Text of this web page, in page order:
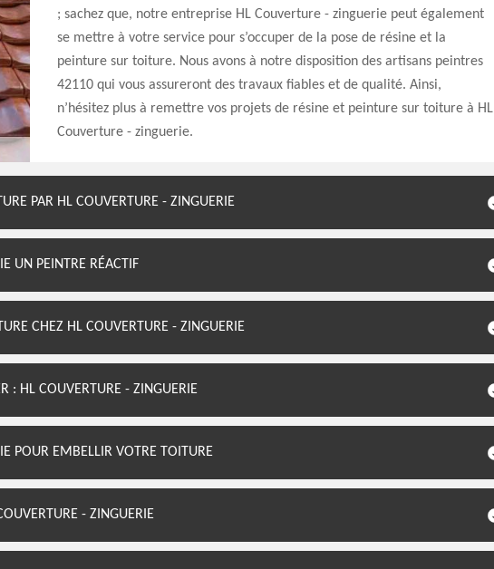
; sachez que, notre entreprise HL Couverture - zinguerie peut également
se mettre à votre service pour s’occuper de la pose de résine et la
peinture sur toiture. Nous avons à notre disposition des artisans peintres
42110 qui vous assureront des travaux fiables et de qualité. Ainsi,
n’hésitez plus à remettre vos projets de résine et peinture sur toiture à HL
Couverture - zinguerie.
PAR HL COUVERTURE - ZINGUERIE
UN PEINTRE RÉACTIF
CHEZ HL COUVERTURE - ZINGUERIE
: HL COUVERTURE - ZINGUERIE
POUR EMBELLIR VOTRE TOITURE
- ZINGUERIE